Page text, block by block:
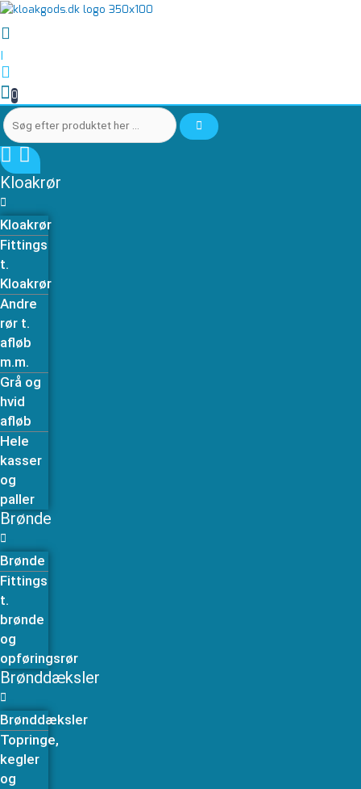
Gå
til
indholdet
|
0
Søg
efter
produktet
…
Kloakrør
Kloakrør
Fittings
t.
Kloakrør
Andre
rør t.
afløb
m.m.
Grå og
hvid
afløb
Hele
kasser
og
paller
Brønde
Brønde
Fittings
t.
brønde
og
opføringsrør
Brønddæksler
Brønddæksler
Topringe,
kegler
og
Søg
efter
produktet
…
Dæksel
antal